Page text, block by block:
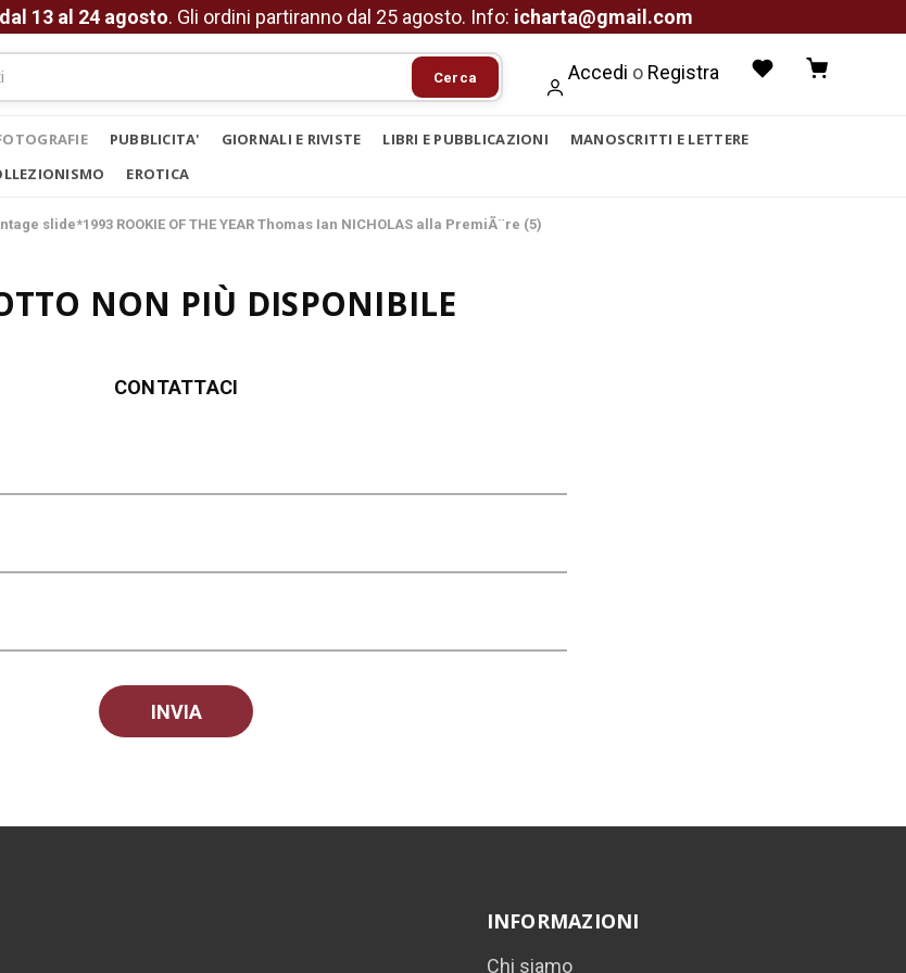
13 al 24 agosto. Gli ordini partiranno dal 25 agosto. Info: icharta@gmail.com
Cerca Accedi o Registra
PUBBLICITA' GIORNALI E RIVISTE LIBRI E PUBBLICAZIONI
MANOSCRITTI E LETTERE
EROTICA
slide*1993 ROOKIE OF THE YEAR Thomas Ian NICHOLAS alla PremiÃ¨re (5)
NON PIÙ DISPONIBILE
CONTATTACI
INFORMAZIONI
Chi siamo